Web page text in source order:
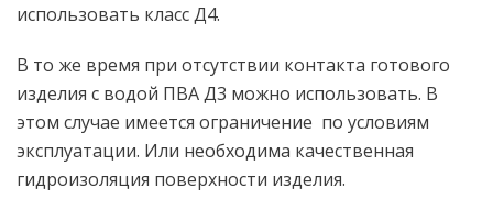
использовать класс Д4.
В то же время при отсутствии контакта готового
изделия с водой ПВА Д3 можно использовать. В
этом случае имеется ограничение по условиям
эксплуатации. Или необходима качественная
гидроизоляция поверхности изделия.